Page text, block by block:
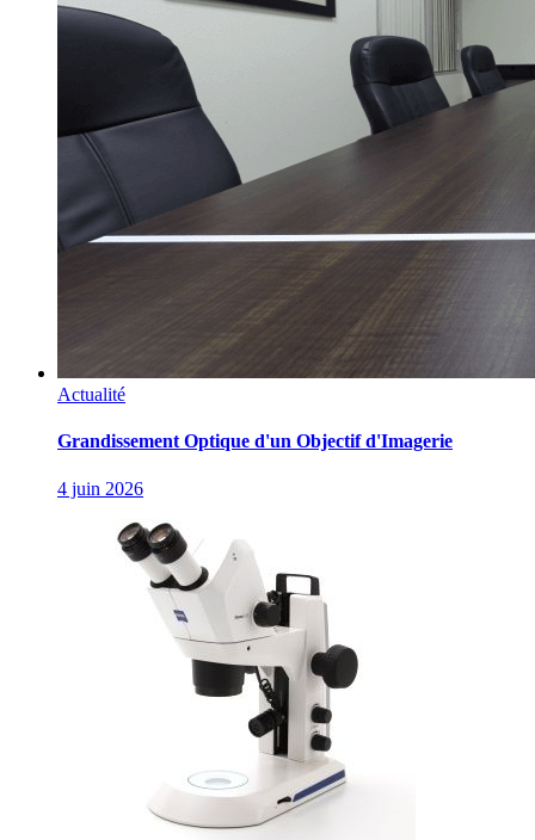
Actualité
Grandissement Optique d'un Objectif d'Imagerie
4 juin 2026